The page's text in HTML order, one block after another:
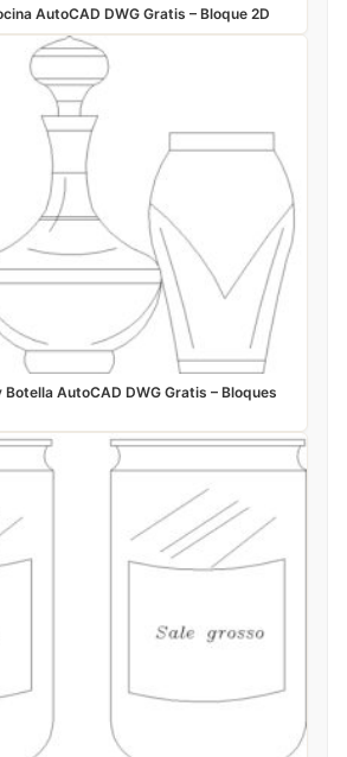
AutoCAD DWG Gratis – Bloque 2D
AutoCAD DWG Gratis – Bloques